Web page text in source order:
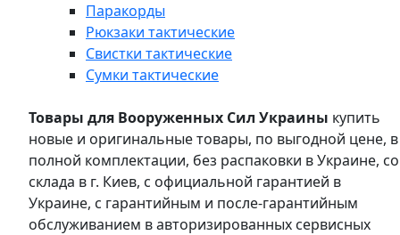
Паракорды
Рюкзаки тактические
Свистки тактические
Сумки тактические
Товары для Вооруженных Сил Украины купить
новые и оригинальные товары, по выгодной цене, в
полной комплектации, без распаковки в Украине, со
склада в г. Киев, с официальной гарантией в
Украине, с гарантийным и после-гарантийным
обслуживанием в авторизированных сервисных